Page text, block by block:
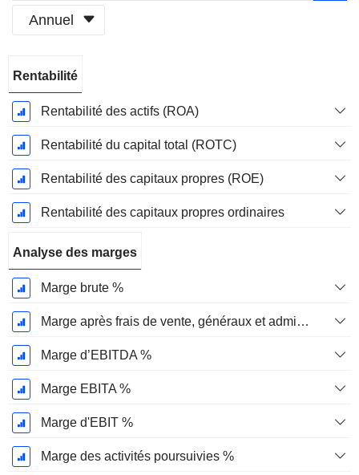
Annuel
Fiscale:
Février
Rentabilité
Rentabilité des actifs (ROA)
Rentabilité du capital total (ROTC)
Rentabilité des capitaux propres (ROE)
Rentabilité des capitaux propres ordinaires
Analyse des marges
Marge brute %
Marge après frais de vente, généraux et administratifs %
Marge d’EBITDA %
Marge EBITA %
Marge d'EBIT %
Marge des activités poursuivies %